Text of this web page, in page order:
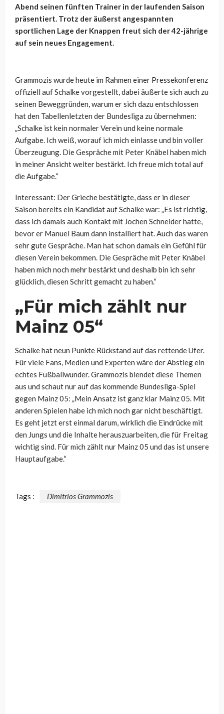
Abend seinen fünften Trainer in der laufenden Saison
präsentiert. Trotz der äußerst angespannten
sportlichen Lage der Knappen freut sich der 42-jährige
auf sein neues Engagement.
Grammozis wurde heute im Rahmen einer Pressekonferenz
offiziell auf Schalke vorgestellt, dabei äußerte sich auch zu
seinen Beweggründen, warum er sich dazu entschlossen
hat den Tabellenletzten der Bundesliga zu übernehmen:
„Schalke ist kein normaler Verein und keine normale
Aufgabe. Ich weiß, worauf ich mich einlasse und bin voller
Überzeugung. Die Gespräche mit Peter Knäbel haben mich
in meiner Ansicht weiter bestärkt. Ich freue mich total auf
die Aufgabe.“
Interessant: Der Grieche bestätigte, dass er in dieser
Saison bereits ein Kandidat auf Schalke war: „Es ist richtig,
dass ich damals auch Kontakt mit Jochen Schneider hatte,
bevor er Manuel Baum dann installiert hat. Auch das waren
sehr gute Gespräche. Man hat schon damals ein Gefühl für
diesen Verein bekommen. Die Gespräche mit Peter Knäbel
haben mich noch mehr bestärkt und deshalb bin ich sehr
glücklich, diesen Schritt gemacht zu haben.“
„Für mich zählt nur
Mainz 05“
Schalke hat neun Punkte Rückstand auf das rettende Ufer.
Für viele Fans, Medien und Experten wäre der Abstieg ein
echtes Fußballwunder. Grammozis blendet diese Themen
aus und schaut nur auf das kommende Bundesliga-Spiel
gegen Mainz 05: „Mein Ansatz ist ganz klar Mainz 05. Mit
anderen Spielen habe ich mich noch gar nicht beschäftigt.
Es geht jetzt erst einmal darum, wirklich die Eindrücke mit
den Jungs und die Inhalte herauszuarbeiten, die für Freitag
wichtig sind. Für mich zählt nur Mainz 05 und das ist unsere
Hauptaufgabe.“
Tags : Dimitrios Grammozis